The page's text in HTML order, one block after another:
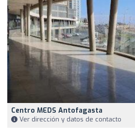
Centro MEDS Antofagasta
Ver dirección y datos de contacto